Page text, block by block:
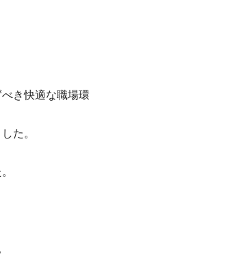
き快適な職場環
た。